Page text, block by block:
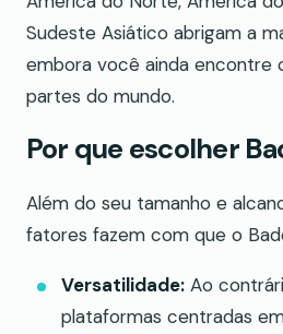
Sudeste Asiático abrigam a
embora você ainda encontre
partes do mundo.
Por que escolher
Além do seu tamanho e
fatores fazem com que o
Versatilidade: Ao
plataformas centradas